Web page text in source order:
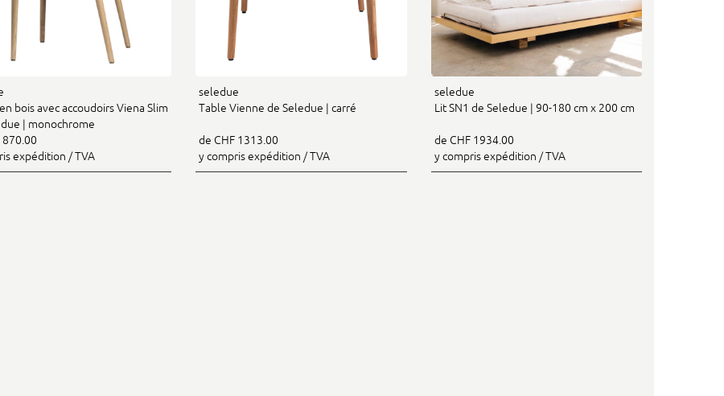
bois avec accoudoirs Viena Slim
| monochrome
870.00
expédition / TVA
seledue
Table Vienne de Seledue | carré
de CHF 1313.00
y compris expédition / TVA
seledue
Lit SN1 de Seledue | 90-180 cm x 200 cm
de CHF 1934.00
y compris expédition / TVA